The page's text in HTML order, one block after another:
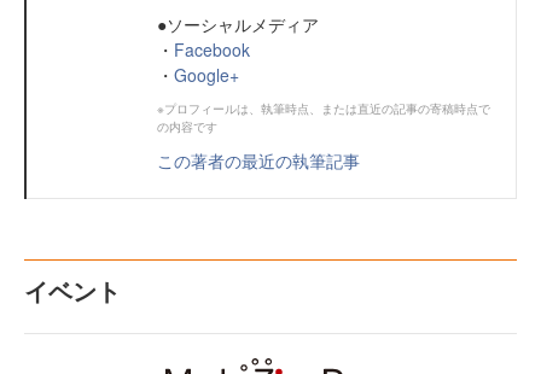
●ソーシャルメディア
・ Facebook
・ Google+
※プロフィールは、執筆時点、または直近の記事の寄稿時点で
の内容です
この著者の最近の執筆記事
イベント